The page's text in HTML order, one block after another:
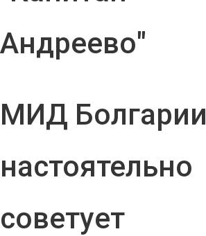
Андреево"
МИД Болгарии
настоятельно
советует